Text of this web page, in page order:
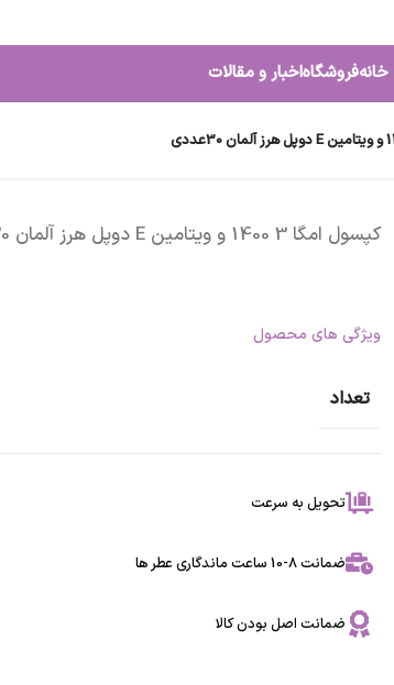
خانهفروشگاهاخبار و مقالات
کپسول امگا 3 1400 و ویتامین E دوپل هرز آلمان 30عددی
ویژگی های محصول
تعداد
تحویل به سرعت
ضمانت 8-10 ساعت ماندگاری عطر ها
ضمانت اصل بودن کالا